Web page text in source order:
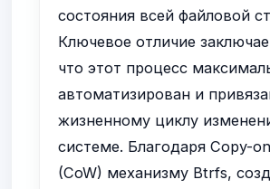
состояния всей файловой
Ключевое отличие
что этот процесс
автоматизирован и
жизненному циклу
системе. Благодаря Copy-
(CoW) механизму Btrfs,